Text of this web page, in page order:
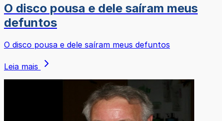
O disco pousa e dele saíram meus
defuntos
O disco pousa e dele saíram meus defuntos
Leia mais